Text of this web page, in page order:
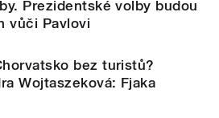
Prezidentské volby budou
vůči Pavlovi
bez turistů?
Wojtaszeková: Fjaka